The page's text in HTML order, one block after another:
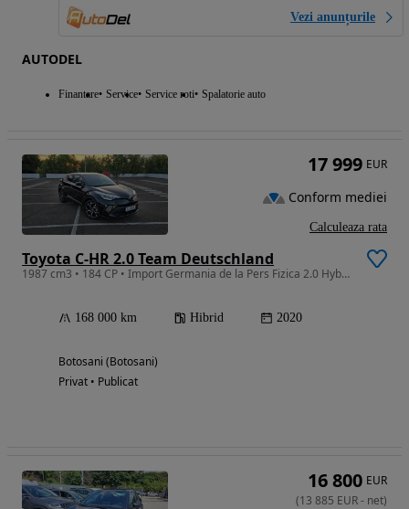
Vezi anunțurile
AUTODEL
Finantare Service Service roti Spalatorie auto
Toyota C-HR 2.0 Team Deutschland
1987 cm3 • 184 CP • Import Germania de la Pers Fizica 2.0 Hybrid 184cp Team Deutschland
168 000 km Hibrid 2020
Botosani (Botosani)
Privat • Publicat
17 999 EUR
Conform mediei
Calculeaza rata
16 800 EUR
(13 885 EUR- net)